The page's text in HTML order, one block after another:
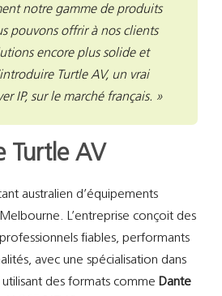
notre gamme de produits
pouvons offrir à nos clients
encore plus solide et
Turtle AV, un vrai
IP, sur le marché français. »
Turtle AV
australien d’équipements
L’entreprise conçoit des
fiables, performants
avec une spécialisation dans
utilisant des formats comme Dante